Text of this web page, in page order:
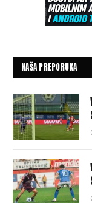
NAŠA PREPORUKA